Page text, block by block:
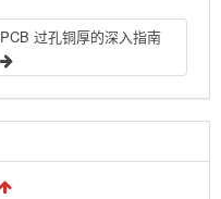
PCB 过孔铜厚的深入指南